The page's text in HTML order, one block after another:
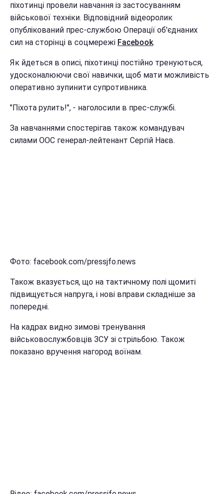
піхотинці провели навчання із застосуванням
військової техніки. Відповідний відеоролик
опублікований прес-службою Операції об'єднаних
сил на сторінці в соцмережі Facebook.
Як йдеться в описі, піхотинці постійно тренуються,
удосконалюючи свої навички, щоб мати можливість
оперативно зупинити супротивника.
"Піхота рулить!", - наголосили в прес-службі.
За навчаннями спостерігав також командувач
силами ООС генерал-лейтенант Сергій Наєв.
Фото: facebook.com/pressjfo.news
Також вказується, що на тактичному полі щомиті
підвищується напруга, і нові вправи складніше за
попередні.
На кадрах видно зимові тренування
військовослужбовців ЗСУ зі стрільбою. Також
показано вручення нагород воїнам.